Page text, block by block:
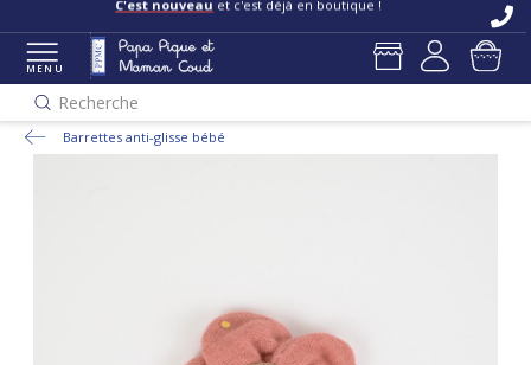
C'est nouveau et c'est déjà en boutique !
MENU
Recherche
Barrettes anti-glisse bébé